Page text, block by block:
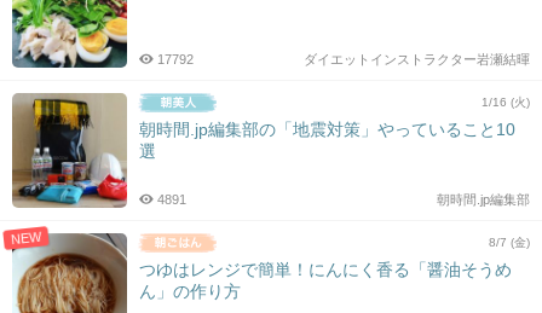
ダイエットインストラクター岩瀬結暉
17792
1/16 (火)
朝時間.jp編集部の「地震対策」やっていること10
選
朝時間.jp編集部
4891
NEW 8/7 (金)
つゆはレンジで簡単！にんにく香る「醤油そうめ
ん」の作り方